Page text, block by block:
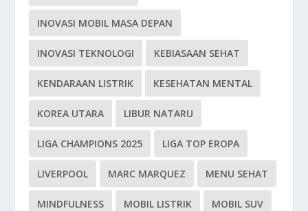
INOVASI MOBIL MASA DEPAN
INOVASI TEKNOLOGI KEBIASAAN SEHAT
KENDARAAN LISTRIK KESEHATAN MENTAL
KOREA UTARA LIBUR NATARU
LIGA CHAMPIONS 2025 LIGA TOP EROPA
LIVERPOOL MARC MARQUEZ MENU SEHAT
MINDFULNESS MOBIL LISTRIK MOBIL SUV